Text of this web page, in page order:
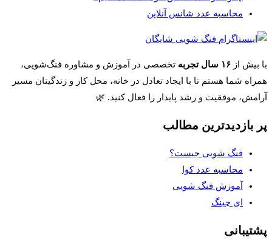
محاسبه عدد شانس آنلاین
با بیش از ۱۶ سال تجربه
تخصصی در آموزش و مشاوره فنگ‌شویی،
همراه شما هستم تا با ایجاد تعادل در خانه، محل کار و زندگیتان مسیر
آرامش، موفقیت و رشد پایدار را فعال کنید. 🌿
پر بازدیدترین مطالب
فنگ شویی جیست؟
محاسبه عدد کوا
آموزش فنگ شویی
ای چینگ
پشتیبانی